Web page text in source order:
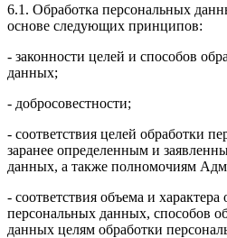
6.1. Обработка персональных
основе следующих принципов:
- законности целей и способов
данных;
- добросовестности;
- соответствия целей обработки
заранее определенным и
данных, а также полномочиям
- соответствия объема и
персональных данных, способов
данных целям обработки